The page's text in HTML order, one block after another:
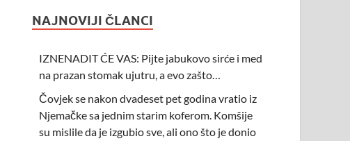
NAJNOVIJI ČLANCI
IZNENADIT ĆE VAS: Pijte jabukovo sirće i med
na prazan stomak ujutru, a evo zašto…
Čovjek se nakon dvadeset pet godina vratio iz
Njemačke sa jednim starim koferom. Komšije
su mislile da je izgubio sve, ali ono što je donio